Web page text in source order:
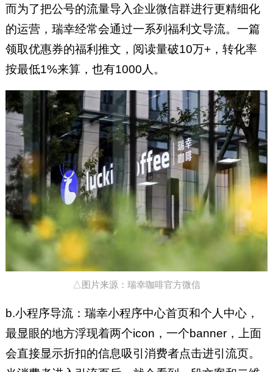
而为了把公号的流量导入企业微信群进行更精细化
的运营，瑞幸经常会通过一系列福利文导流。一篇
领取优惠券的福利推文，阅读量破10万+，转化率
按最低1%来算，也有1000人。
△图片来源：瑞幸咖啡官方微信
b.小程序导流：瑞幸小程序中心首页和个人中心，
最显眼的地方浮现着两个icon，一个banner，上面
会直接显示折扣的信息吸引消费者点击进引流页。